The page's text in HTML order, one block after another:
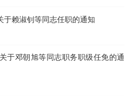
于赖淑钊等同志任职的通知
于邓朝旭等同志职务职级任免的通